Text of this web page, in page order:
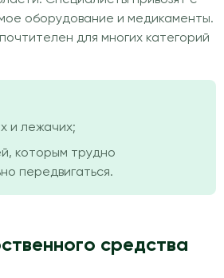
оборудование и медикаменты.
для многих категорий
и лежачих;
которым трудно
передвигаться.
средства